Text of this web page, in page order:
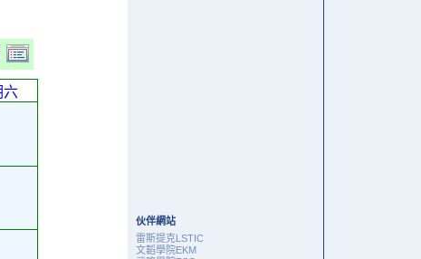
六
伙伴網站
雷斯提克LSTIC
文韜學院EKM